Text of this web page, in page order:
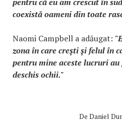
coexistă oameni din toate
Naomi Campbell a adăugat:
zona în care creşti şi felul în
pentru mine aceste lucruri
deschis ochii."
De Daniel